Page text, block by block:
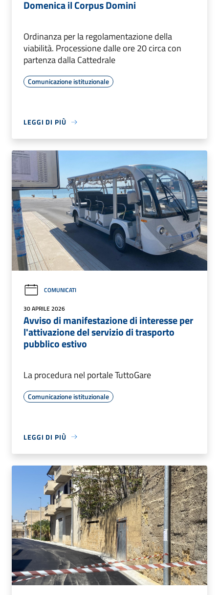
Domenica il Corpus Domini
Ordinanza per la regolamentazione della
viabilità. Processione dalle ore 20 circa con
partenza dalla Cattedrale
Comunicazione istituzionale
LEGGI DI PIÙ
COMUNICATI
30 APRILE 2026
Avviso di manifestazione di interesse per
l'attivazione del servizio di trasporto
pubblico estivo
La procedura nel portale TuttoGare
Comunicazione istituzionale
LEGGI DI PIÙ